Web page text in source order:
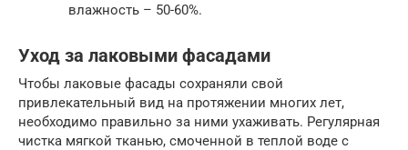
влажность – 50-60%.
Уход за лаковыми фасадами
Чтобы лаковые фасады сохраняли свой
привлекательный вид на протяжении многих лет,
необходимо правильно за ними ухаживать. Регулярная
чистка мягкой тканью, смоченной в теплой воде с